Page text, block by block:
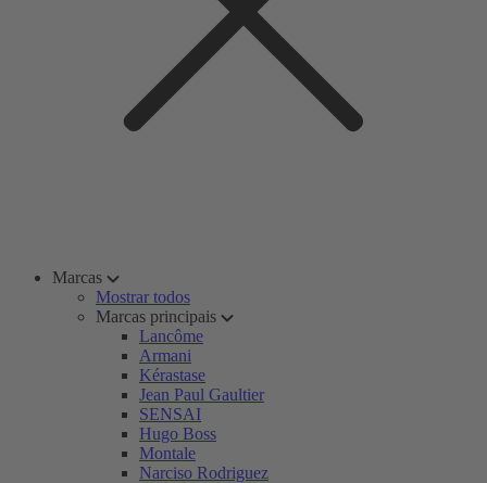
Marcas
Mostrar todos
Marcas principais
Lancôme
Armani
Kérastase
Jean Paul Gaultier
SENSAI
Hugo Boss
Montale
Narciso Rodriguez